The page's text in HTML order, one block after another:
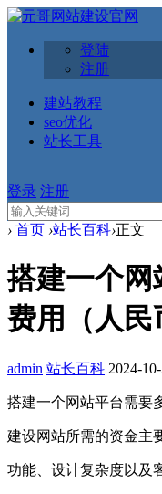
登陆
注册
建站教程
seo优化
站长工具
登录 注册
› 首页 ›站长百科›正文
搭建一个
费用（人民
admin 站长百科 2024-
搭建一个网站平台需要
建设网站所需的资金主
功能、设计复杂度以及